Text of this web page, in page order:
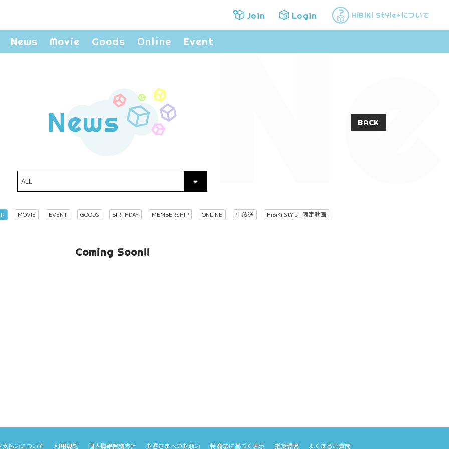
Join
Join Login HiBiKi StYle+ について
News Movie Goods Online Event
News BACK
MOVIE EVENT GOODS BIRTHDAY MEMBERSHIP ONLINE 生放送 HiBiKi StYle+限定動画
Coming Soon!!
支払いについて 利用規約 個人情報保護方針 お客さまへのお願い 特商法に基づく表示 推奨環境 よくあるご質問